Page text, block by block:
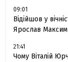
09:01
Відійшов у
Ярослав
21:41
Чому Віталій